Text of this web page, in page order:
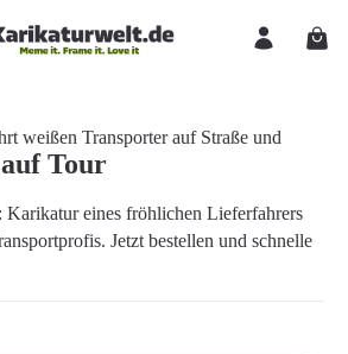
Tour
eines fröhlichen Lieferfahrers
Jetzt bestellen und schnelle